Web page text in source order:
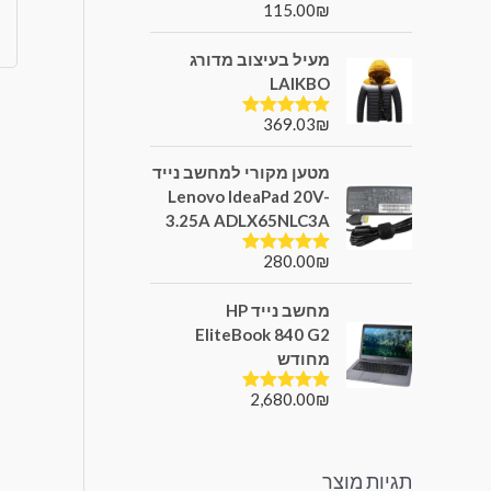
דורג5.00
מתוך 5
115.00₪
מעיל בעיצוב מדורג
LAIKBO
דורג5.00
מתוך 5
369.03₪
מטען מקורי למחשב נייד
Lenovo IdeaPad 20V-
3.25A ADLX65NLC3A
דורג5.00
מתוך 5
280.00₪
מחשב נייד HP
EliteBook 840 G2
מחודש
דורג5.00
2,680.00₪
תגיות מוצר